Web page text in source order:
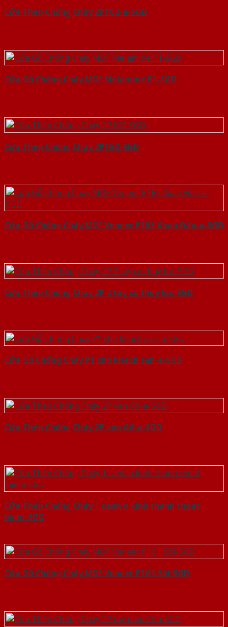
Cửa Thép Chống Cháy 2P1G2-a-SGD
Cửa Gỗ Chống Cháy MDF Melamine P1-SGD
Cửa Thép Chống Cháy 2P1G2-SGD
Cửa Gỗ Chống Cháy MDF Veneer P1R5 Xoan Đào-a-SGD
Cửa Thép Chống Cháy 2P 2 tay co thuy luc-SGD
Cửa Gỗ Chống Cháy P1 cho khach san-a-SGD
Cửa Thép Chống Cháy 2P van Gỗ-a-SGD
Cửa Thép Chống Cháy 1 canh o kinh thanh thoat
hiem-SGD
Cửa Gỗ Chống Cháy MDF Veneer P1G1 Sồi-SGD